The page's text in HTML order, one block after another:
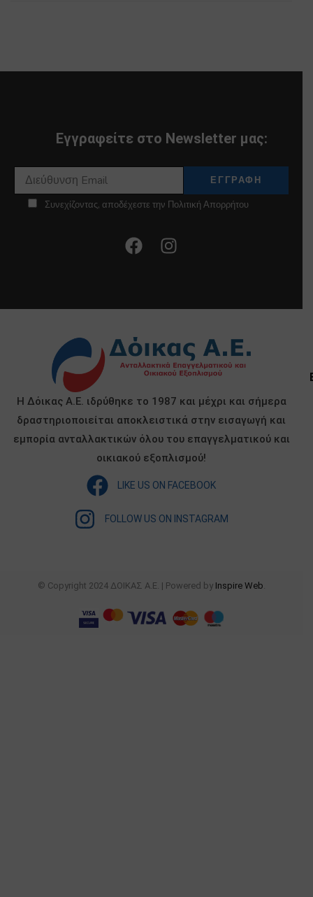
Εγγραφείτε στο Newsletter μας:
Συνεχίζοντας, αποδέχεστε την Πολιτική Απορρήτου
Η Δόικας Α.Ε. ιδρύθηκε το 1987 και μέχρι και σήμερα
δραστηριοποιείται αποκλειστικά στην εισαγωγή και
εμπορία ανταλλακτικών όλου του επαγγελματικού και
οικιακού εξοπλισμού!
LIKE US ON FACEBOOK
FOLLOW US ON INSTAGRAM
© Copyright 2024 ΔΟΙΚΑΣ Α.Ε. | Powered by Inspire Web.